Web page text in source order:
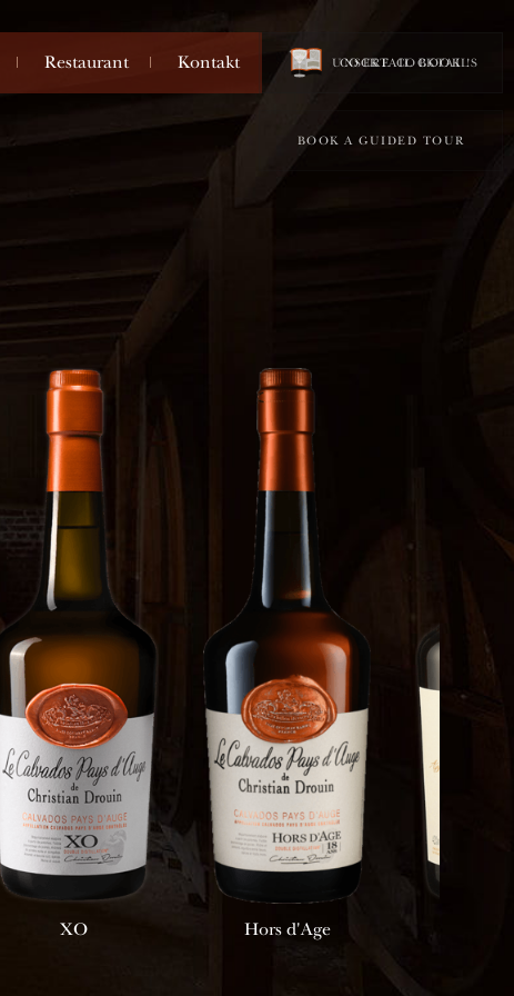
Restaurant Kontakt COCKTAIL BOOK !
BOOK A GUIDED TOUR
UNSERE COCKTAILS
XO Hors d'Age